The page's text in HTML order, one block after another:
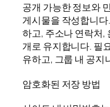
공개 가능한 정보와
게시물을 작성합니
하고, 주소나 연락처,
개로 유지합니다. 필
유하고, 그룹 내 공지
암호화된 저장 방법